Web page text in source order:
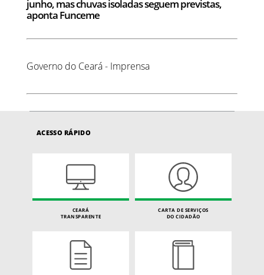
junho, mas chuvas isoladas seguem previstas,
aponta Funceme
Governo do Ceará - Imprensa
ACESSO RÁPIDO
CEARÁ
TRANSPARENTE
CARTA DE SERVIÇOS
DO CIDADÃO